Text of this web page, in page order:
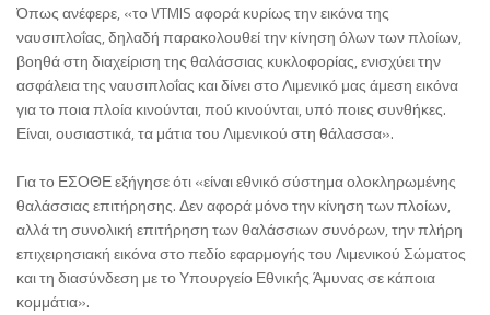
Όπως ανέφερε, «το VTMIS αφορά κυρίως την εικόνα της
ναυσιπλοΐας, δηλαδή παρακολουθεί την κίνηση όλων των πλοίων,
βοηθά στη διαχείριση της θαλάσσιας κυκλοφορίας, ενισχύει την
ασφάλεια της ναυσιπλοΐας και δίνει στο Λιμενικό μας άμεση εικόνα
για το ποια πλοία κινούνται, πού κινούνται, υπό ποιες συνθήκες.
Είναι, ουσιαστικά, τα μάτια του Λιμενικού στη θάλασσα».
Για το ΕΣΟΘΕ εξήγησε ότι «είναι εθνικό σύστημα ολοκληρωμένης
θαλάσσιας επιτήρησης. Δεν αφορά μόνο την κίνηση των πλοίων,
αλλά τη συνολική επιτήρηση των θαλάσσιων συνόρων, την πλήρη
επιχειρησιακή εικόνα στο πεδίο εφαρμογής του Λιμενικού Σώματος
και τη διασύνδεση με το Υπουργείο Εθνικής Άμυνας σε κάποια
κομμάτια».